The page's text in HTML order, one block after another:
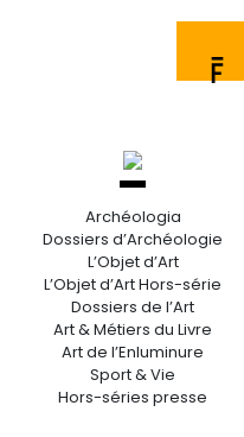
Archéologia
Dossiers d’Archéologie
L’Objet d’Art
L’Objet d’Art Hors-série
Dossiers de l’Art
Art & Métiers du Livre
Art de l’Enluminure
Sport & Vie
Hors-séries presse